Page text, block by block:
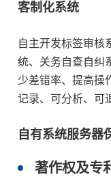
客制化系统
自主开发标签审核
统、关务自查自纠
少差错率、提高操
记录、可分析、可
自有系统服务器
著作权及专